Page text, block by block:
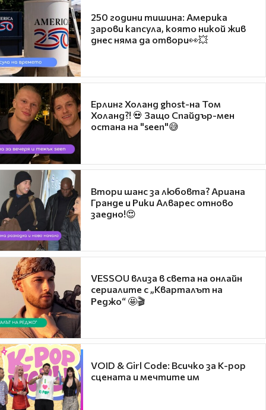
250 години тишина: Америка
зарови капсула, която никой жив
днес няма да отвори👀💥
Ерлинг Холанд ghost-на Том
Холанд?! 💀 Защо Спайдър-мен
остана на "seen"😅
Втори шанс за любовта? Ариана
Гранде и Рики Алварес отново
заедно!😍
VESSOU влиза в света на онлайн
сериалите с „Кварталът на
Реджо“ 🤩🎬
VOID & Girl Code: Всичко за K-pop
сцената и мечтите им